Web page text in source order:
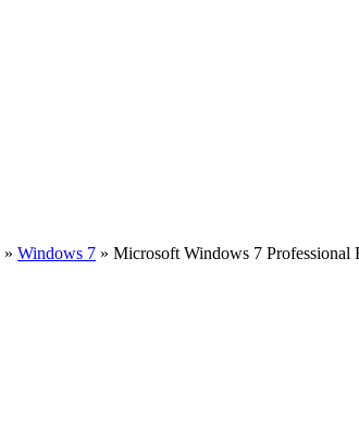
» Windows 7 » Microsoft Windows 7 Professional